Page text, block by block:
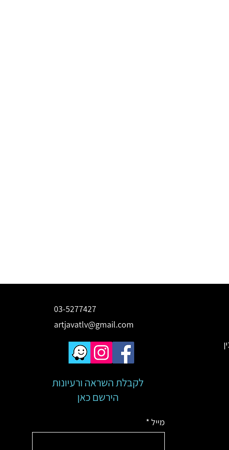
03-5277427
artjavatlv@gmail.com
לקבלת השראה ורעיונות
הירשם כאן
מייל *